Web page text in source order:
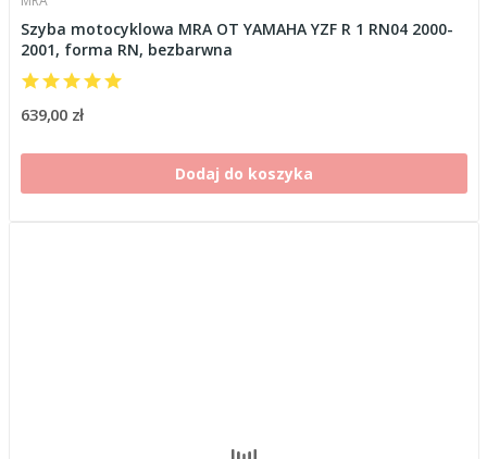
Szyba motocyklowa MRA OT YAMAHA YZF R 1 RN04 2000-
2001, forma RN, bezbarwna
639,00 zł
Dodaj do koszyka